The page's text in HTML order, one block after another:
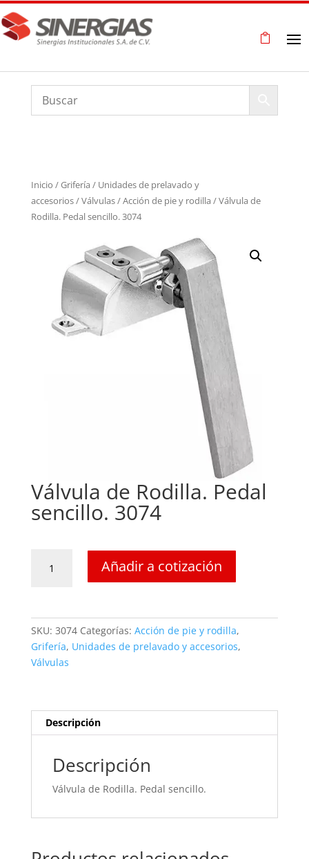
Inicio /Grifería / Unidades de prelavado y
accesorios/Válvulas/Acción de pie y rodilla / Válvula de
Rodilla. Pedal sencillo. 3074
Válvula de Rodilla. Pedal
sencillo. 3074
sencillo.
3074
cantidad
Añadir a cotización
SKU: 3074 Categorías: Acción de pie y rodilla,
Grifería, Unidades de prelavado y accesorios,
Válvulas
Descripción
Descripción
Válvula de Rodilla. Pedal sencillo.